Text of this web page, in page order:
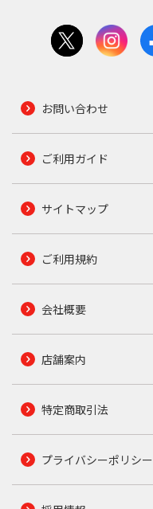
お問い合わせ
ご利用ガイド
サイトマップ
ご利用規約
会社概要
店舗案内
特定商取引法
プライバシーポリシー